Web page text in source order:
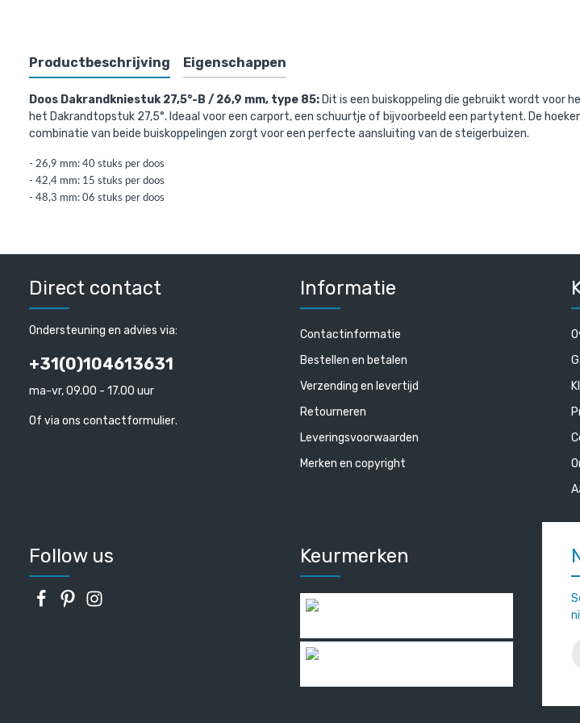
Productbeschrijving Eigenschappen
Doos Dakrandkniestuk 27,5°-B / 26,9 mm, type 85: Dit is een buiskoppeling die gebruikt wordt voor
het Dakrandtopstuk 27,5°. Ideaal voor een carport, een schuurtje of bijvoorbeeld een partytent. De
combinatie van beide buiskoppelingen zorgt voor een perfecte aansluiting van de steigerbuizen.
- 26,9 mm: 40 stuks per doos
- 42,4 mm: 15 stuks per doos
- 48,3 mm: 06 stuks per doos
€ 5,75 excl. BTW €
Follow us Keurmerken
Direct contact
Ondersteuning en advies via:
+31(0)104613631
ma-vr, 09.00 - 17.00 uur
Of via ons contactformulier.
Informatie
Contactinformatie
Bestellen en betalen
Verzending en levertijd
Retourneren
Leveringsvoorwaarden
Merken en copyright